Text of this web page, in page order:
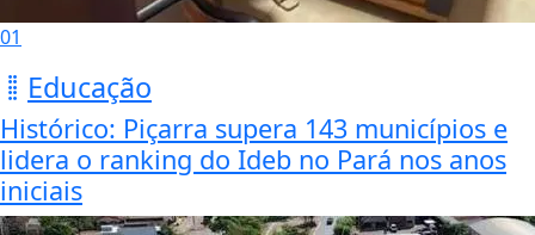
01
Educação
Histórico: Piçarra supera 143 municípios e
lidera o ranking do Ideb no Pará nos anos
iniciais